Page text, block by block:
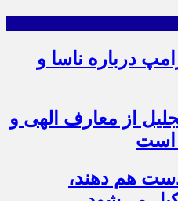
درباره ناسا و
از معارف الهی و
است
هم دهند،